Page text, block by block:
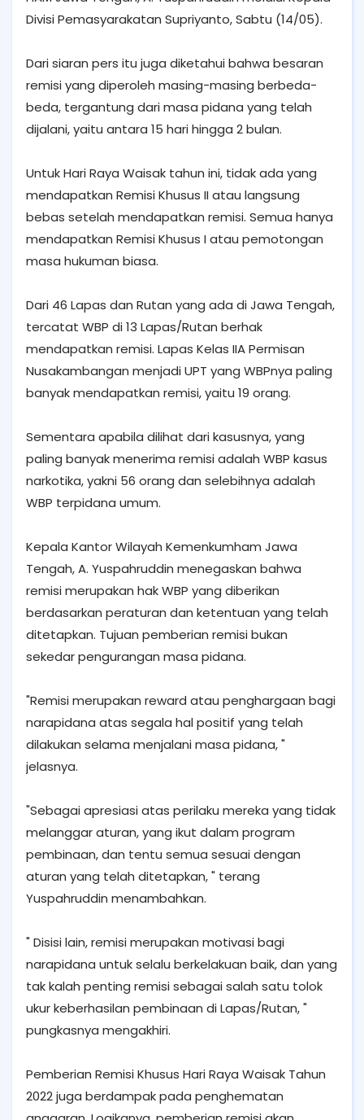
Divisi Pemasyarakatan Supriyanto, Sabtu (14/05).
Dari siaran pers itu juga diketahui bahwa besaran
remisi yang diperoleh masing-masing berbeda-
beda, tergantung dari masa pidana yang telah
dijalani, yaitu antara 15 hari hingga 2 bulan.
Untuk Hari Raya Waisak tahun ini, tidak ada yang
mendapatkan Remisi Khusus II atau langsung
bebas setelah mendapatkan remisi. Semua hanya
mendapatkan Remisi Khusus I atau pemotongan
masa hukuman biasa.
Dari 46 Lapas dan Rutan yang ada di Jawa Tengah,
tercatat WBP di 13 Lapas/Rutan berhak
mendapatkan remisi. Lapas Kelas IIA Permisan
Nusakambangan menjadi UPT yang WBPnya paling
banyak mendapatkan remisi, yaitu 19 orang.
Sementara apabila dilihat dari kasusnya, yang
paling banyak menerima remisi adalah WBP kasus
narkotika, yakni 56 orang dan selebihnya adalah
WBP terpidana umum.
Kepala Kantor Wilayah Kemenkumham Jawa
Tengah, A. Yuspahruddin menegaskan bahwa
remisi merupakan hak WBP yang diberikan
berdasarkan peraturan dan ketentuan yang telah
ditetapkan. Tujuan pemberian remisi bukan
sekedar pengurangan masa pidana.
"Remisi merupakan reward atau penghargaan bagi
narapidana atas segala hal positif yang telah
dilakukan selama menjalani masa pidana, "
jelasnya.
"Sebagai apresiasi atas perilaku mereka yang tidak
melanggar aturan, yang ikut dalam program
pembinaan, dan tentu semua sesuai dengan
aturan yang telah ditetapkan, " terang
Yuspahruddin menambahkan.
" Disisi lain, remisi merupakan motivasi bagi
narapidana untuk selalu berkelakuan baik, dan yang
tak kalah penting remisi sebagai salah satu tolok
ukur keberhasilan pembinaan di Lapas/Rutan, "
pungkasnya mengakhiri.
Pemberian Remisi Khusus Hari Raya Waisak Tahun
2022 juga berdampak pada penghematan